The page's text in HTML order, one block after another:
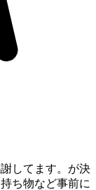
してます。が決
ち物など事前に